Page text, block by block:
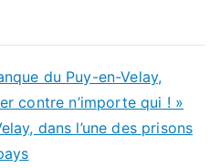
du Puy-en-Velay,
contre n’importe qui ! »
dans l’une des prisons